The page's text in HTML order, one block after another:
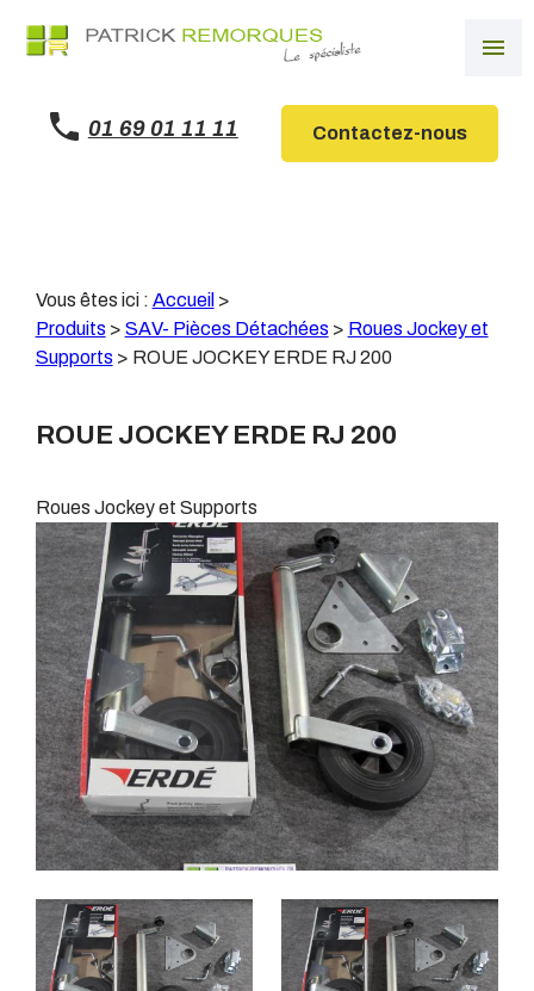
menu
01 69 01 11 11 Contactez-nous
Vous êtes ici : Accueil >
Produits > SAV- Pièces Détachées > Roues Jockey et
Supports > ROUE JOCKEY ERDE RJ 200
ROUE JOCKEY ERDE RJ 200
Roues Jockey et Supports